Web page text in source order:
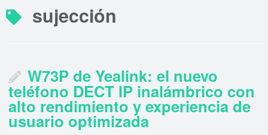
sujección
W73P de Yealink: el nuevo
teléfono DECT IP inalámbrico con
alto rendimiento y experiencia de
usuario optimizada